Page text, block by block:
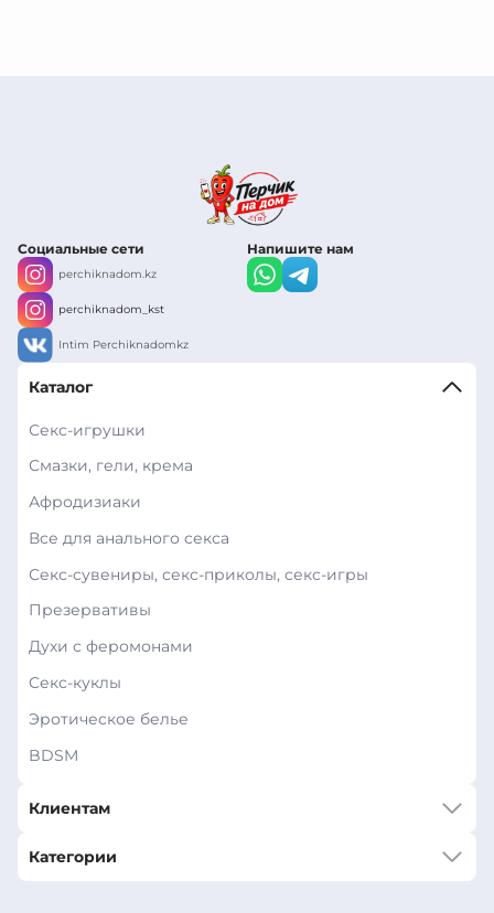
Социальные сети
perchiknadom.kz
perchiknadom_kst
Intim Perchiknadomkz
Напишите нам
Каталог
Секс-игрушки
Смазки, гели, крема
Афродизиаки
Все для анального секса
Секс-сувениры, секс-приколы, секс-игры
Презервативы
Духи с феромонами
Секс-куклы
Эротическое белье
BDSM
Клиентам
Категории